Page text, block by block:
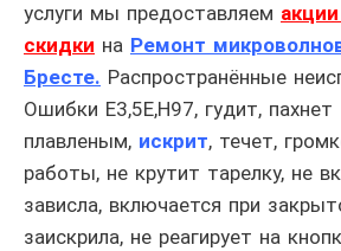
услуги мы предоставляем
скидки на Ремонт
Бресте. Распространённые
Ошибки E3,5E,H97, гудит, пахнет
плавленым, искрит, течет,
работы, не крутит тарелку, не
зависла, включается при
заискрила, не реагирует на